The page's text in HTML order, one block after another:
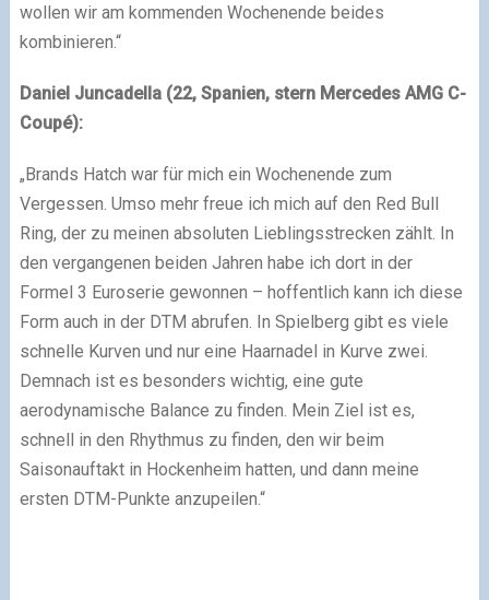
wollen wir am kommenden Wochenende beides
kombinieren.“
Daniel Juncadella (22, Spanien, stern Mercedes AMG C-
Coupé):
„Brands Hatch war für mich ein Wochenende zum
Vergessen. Umso mehr freue ich mich auf den Red Bull
Ring, der zu meinen absoluten Lieblingsstrecken zählt. In
den vergangenen beiden Jahren habe ich dort in der
Formel 3 Euroserie gewonnen – hoffentlich kann ich diese
Form auch in der DTM abrufen. In Spielberg gibt es viele
schnelle Kurven und nur eine Haarnadel in Kurve zwei.
Demnach ist es besonders wichtig, eine gute
aerodynamische Balance zu finden. Mein Ziel ist es,
schnell in den Rhythmus zu finden, den wir beim
Saisonauftakt in Hockenheim hatten, und dann meine
ersten DTM-Punkte anzupeilen.“